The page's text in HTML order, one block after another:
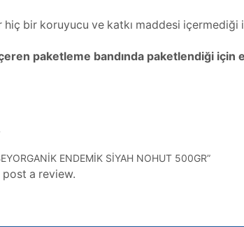
hiç bir koruyucu ve katkı maddesi
paketleme bandında paketlendiği için
ENDEMİK SIYAH NOHUT 500GR”
a review.